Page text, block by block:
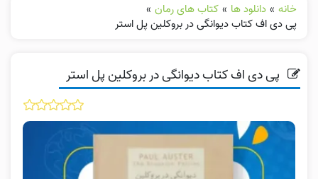
خانه » دانلود ها » کتاب های رمان »
پی دی اف کتاب دیوانگی در بروکلین پل استر
پی دی اف کتاب دیوانگی در بروکلین پل استر